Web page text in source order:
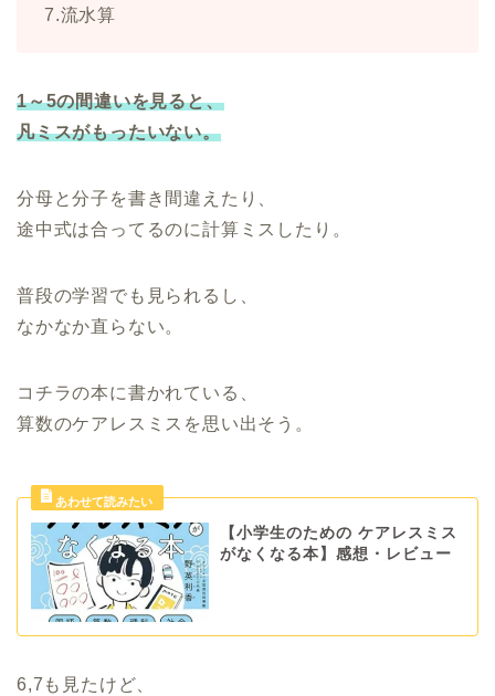
7.流水算
1～5の間違いを見ると、
凡ミスがもったいない。
分母と分子を書き間違えたり、
途中式は合ってるのに計算ミスしたり。
普段の学習でも見られるし、
なかなか直らない。
コチラの本に書かれている、
算数のケアレスミスを思い出そう。
【小学生のための ケアレスミス
がなくなる本】感想・レビュー
6,7も見たけど、